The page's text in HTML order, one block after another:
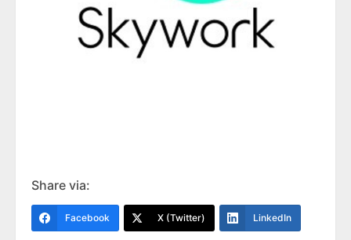
Share via:
Facebook X (Twitter) LinkedIn